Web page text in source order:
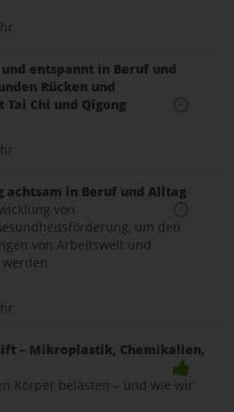
entspannt in Beruf und
Rücken und
Chi und Qigong
achtsam in Beruf und Alltag
von
um den
von Arbeitswelt und
– Mikroplastik, Chemikalien,
Körper belasten – und wie wir